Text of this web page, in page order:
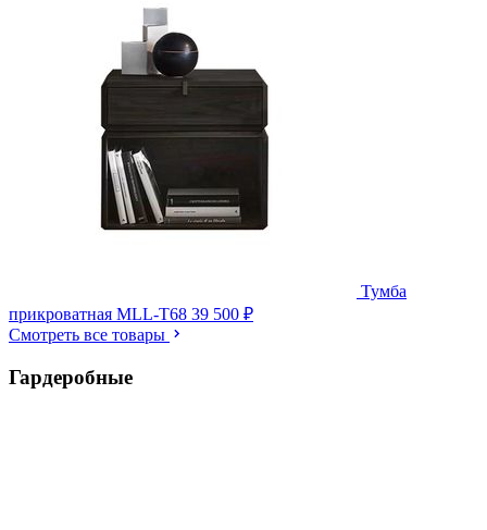
Тумба
прикроватная MLL-T68 39 500 ₽
Смотреть все товары
Гардеробные